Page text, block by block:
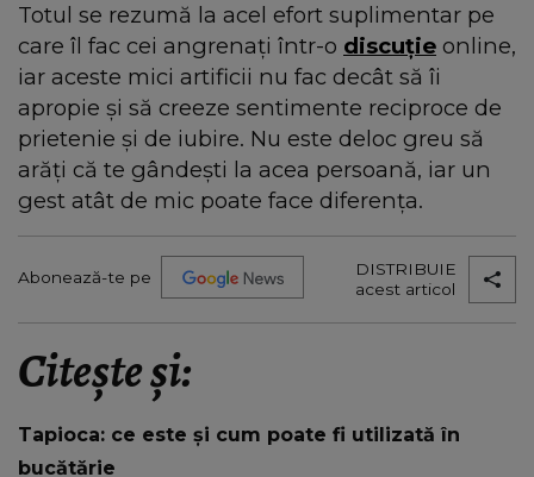
Totul se rezumă la acel efort suplimentar pe
care îl fac cei angrenați într-o discuție online,
iar aceste mici artificii nu fac decât să îi
apropie și să creeze sentimente reciproce de
prietenie și de iubire. Nu este deloc greu să
arăți că te gândești la acea persoană, iar un
gest atât de mic poate face diferența.
Abonează-te pe
DISTRIBUIE
acest articol
Citește și:
Tapioca: ce este și cum poate fi utilizată în
bucătărie